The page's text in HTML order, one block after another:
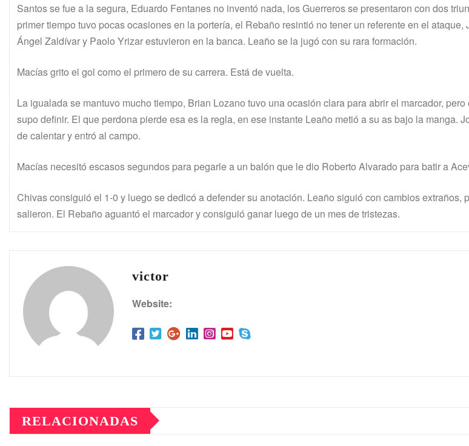
Santos se fue a la segura, Eduardo Fentanes no inventó nada, los Guerreros se presentaron con dos
primer tiempo tuvo pocas ocasiones en la portería, el Rebaño resintió no tener un referente en el ataque,
Ángel Zaldívar y Paolo Yrizar estuvieron en la banca. Leaño se la jugó con su rara formación.
Macías grito el gol como el primero de su carrera. Está de vuelta.
La igualada se mantuvo mucho tiempo, Brian Lozano tuvo una ocasión clara para abrir el marcador, pero
supo definir. El que perdona pierde esa es la regla, en ese instante Leaño metió a su as bajo la manga.
de calentar y entró al campo.
Macías necesitó escasos segundos para pegarle a un balón que le dio Roberto Alvarado para batir a
Chivas consiguió el 1-0 y luego se dedicó a defender su anotación. Leaño siguió con cambios extraños,
salieron. El Rebaño aguantó el marcador y consiguió ganar luego de un mes de tristezas.
victor
Website:
RELACIONADAS